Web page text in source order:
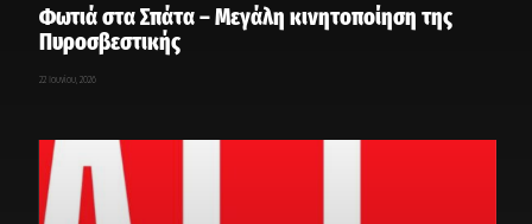
Φωτιά στα Σπάτα – Μεγάλη κινητοποίηση της
Πυροσβεστικής
22 Ιουνίου, 2026